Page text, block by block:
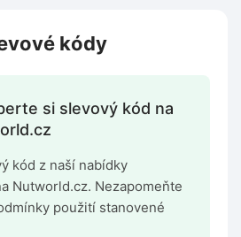
kódy
si slevový kód na
kód z naší nabídky
Nutworld.cz. Nezapomeňte
použití stanovené